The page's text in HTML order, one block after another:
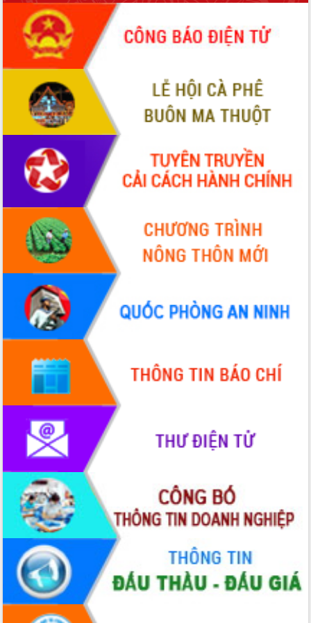
sầu riêng tại Đắk Lắk
Trình diễn nghệ thuật chế biến các
món ăn từ sầu riêng
Đắk Lắk công bố Quy hoạch và xúc
tiến đầu tư tỉnh
Ngành cá ngừ Đắk Lắk chủ động thích
ứng để giữ vững thị trường xuất khẩu
Diễn đàn Kinh tế tư nhân Việt Nam đột
phá cơ chế - Hợp tác công tư
Đề án 06 tạo bước ngoặt đột phá trong
cải cách hành chính tỉnh Đắk Lắk
Kết nối tour, đẩy mạnh chuyển đổi số
để phát triển du lịch Đắk Lắk
Khởi động Dự án Đầu tư xây dựng hạ
tầng kỹ thuật Cụm công nghiệp Tân
Tiến
Gặp mặt các cơ quan báo chí nhân Kỷ
niệm 101 năm Ngày Báo chí Cách
mạng Việt Nam
Đắk Lắk sơ kết 4 năm triển khai thực
hiện Đề án 06 của Chính phủ
Họp báo thông tin về Hội nghị Công bố
Quy hoạch và Xúc tiến đầu tư tỉnh Đắk
Khơi thông điểm nghẽn, đẩy nhanh
giải ngân vốn khắc phục thiên tai
HĐND tỉnh thông qua điều chỉnh Quy
hoạch tỉnh thời kỳ 2021-2030
Hội thảo góp ý hồ sơ điều chỉnh quy
hoạch tỉnh Đắk Lắk thời kỳ 2021-2030,
tầm nhìn đến năm 2050
Nâng cao hiệu quả hoạt động của các
doanh nghiệp nhà nước
Hội nghị triển khai kết nối mạng
truyền số liệu chuyên dùng phục vụ cơ
quan Đảng, Nhà nước
Lễ phát động chuỗi hoạt động chung
tay làm sạch môi trường
Xã Ea Kar bước chuyển mình trong
công tác cải cách hành chính mô hình